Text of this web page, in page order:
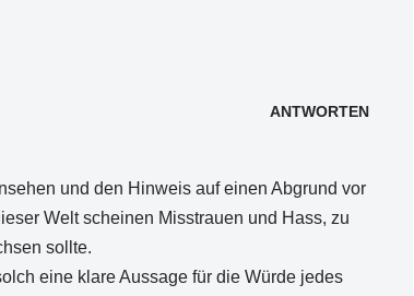
ANTWORTEN
und den Hinweis auf einen Abgrund vor
Welt scheinen Misstrauen und Hass, zu
sollte.
eine klare Aussage für die Würde jedes